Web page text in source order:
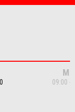
09:00 -